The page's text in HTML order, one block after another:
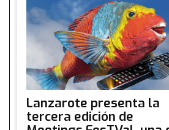
Lanzarote presenta la
tercera edición de